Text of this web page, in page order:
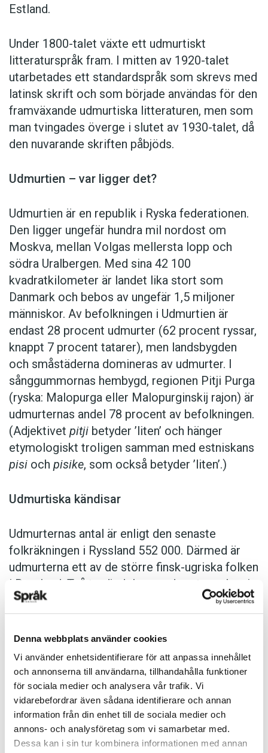
Denna webbplats använder cookies
Vi använder enhetsidentifierare för att anpassa innehållet
och annonserna till användarna, tillhandahålla funktioner
för sociala medier och analysera vår trafik. Vi
vidarebefordrar även sådana identifierare och annan
information från din enhet till de sociala medier och
annons- och analysföretag som vi samarbetar med.
Dessa kan i sin tur kombinera informationen med annan
Estland.
Under 1800-talet växte ett udmurtiskt
litteraturspråk fram. I mitten av 1920-talet
utarbetades ett standardspråk som skrevs med
latinsk skrift och som började användas för den
framväxande udmurtiska litteraturen, men som
man tvingades överge i slutet av 1930-talet, då
den nuvarande skriften påbjöds.
Udmurtien – var ligger det?
Udmurtien är en republik i Ryska federationen.
Den ligger ungefär hundra mil nordost om
Moskva, mellan Volgas mellersta lopp och
södra Uralbergen. Med sina 42 100
kvadratkilometer är landet lika stort som
Danmark och bebos av ungefär 1,5 miljoner
människor. Av befolkningen i Udmurtien är
endast 28 procent udmurter (62 procent ryssar,
knappt 7 procent tatarer), men landsbygden
och småstäderna domineras av udmurter. I
sånggummornas hembygd, regionen Pitji Purga
(ryska: Malopurga eller Malopurginskij rajon) är
udmurternas andel 78 procent av befolkningen.
(Adjektivet pitji betyder ’liten’ och hänger
etymologiskt troligen samman med estniskans
pisi och pisike, som också betyder ’liten’.)
Udmurtiska kändisar
Udmurternas antal är enligt den senaste
folkräkningen i Ryssland 552 000. Därmed är
udmurterna ett av de större finsk-ugriska folken
i Ryssland. Två tredjedelar av udmurterna bor i
sin titulärrepublik.
Två udmurter torde vara världsberömda,
åtminstone bland idrottsintresserade:
skidlöperskorna Galina Kulakova och Tamara
Tichonova(-Volkova). Kulakova vann två
guldmedaljer i Sapporo 1972 och spädde på
med ytterligare två guld vid OS i Innsbruck
1976. Tichonova vann två guldmedaljer och en